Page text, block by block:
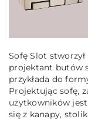
Sofę Slot
projektant butów
przykłada do
Projektując sofę,
użytkowników jest
się z kanapy,